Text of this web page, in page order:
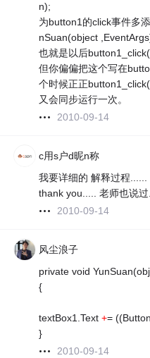
n);
为button1的click事件多
nSuan(object
也就是以后
但你偏偏把这个写在
个时候正正
又会同步运行一次。
2010-09-14
c用s户d昵n称
我要详细的 解释过程......
thank you..... 老师也说
2010-09-14
风尘浪子
private void
{
textBox1.Text+=
}
2010-09-14